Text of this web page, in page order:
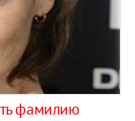
фамилию